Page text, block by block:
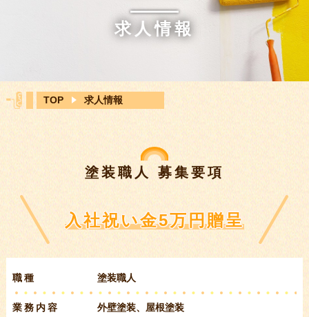
よくある質問
実質負担0円リフォーム！無料診断受付中
ブログ
お知らせ
求人情報
求人情報
TOP 求人情報
塗装職人 募集要項
入社祝い金5万円贈呈
職種 塗装職人
業務内容 外壁塗装、屋根塗装